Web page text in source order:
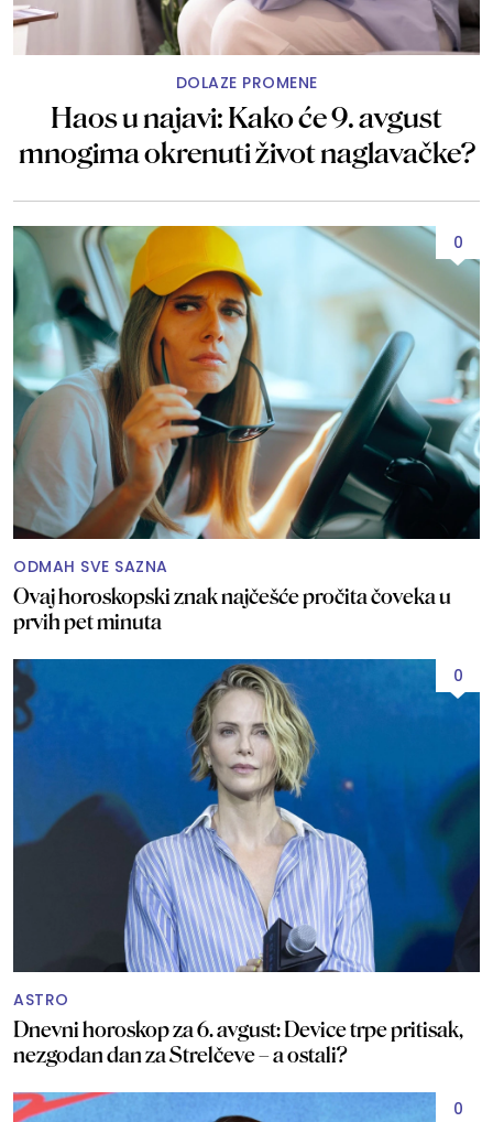
DOLAZE PROMENE
Haos u najavi: Kako će 9. avgust
mnogima okrenuti život naglavačke?
0
ODMAH SVE SAZNA
Ovaj horoskopski znak najčešće pročita čoveka u
prvih pet minuta
0
ASTRO
Dnevni horoskop za 6. avgust: Device trpe pritisak,
nezgodan dan za Strelčeve – a ostali?
0